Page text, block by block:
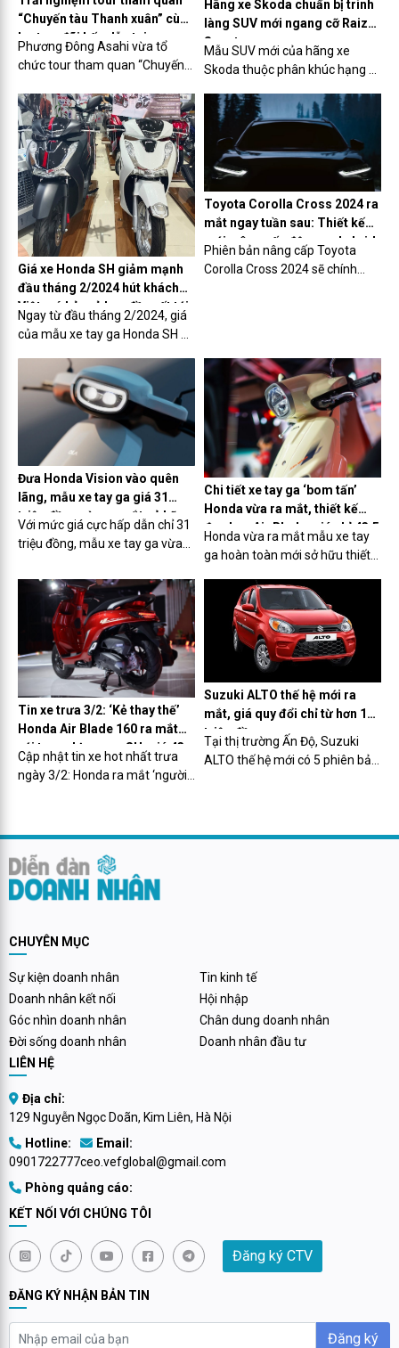
bệnh ung thư.
“Chuyến tàu Thanh xuân” cùng
loạt ưu đãi hấp dẫn tại
Phương Đông Asahi
Phương Đông Asahi vừa tổ
chức tour tham quan “Chuyến
đã thu hút sự quan tâm, góp
mặt và hưởng ứng của nhiều
khách hàng và là một trải
nghiệm phong phú để khách
hàng có thể trực tiếp trải
nghiệm, khám phá một điểm
đến nghỉ dưỡng với chuỗi dịch
vụ, tiện ích chăm sóc sức khỏe
toàn diện.
Hãng xe Skoda chuẩn bị trình
làng SUV mới ngang cỡ Raize,
Sonet
Mẫu SUV mới của hãng xe
Skoda thuộc phân khúc hạng A,
2025 từ nhà máy ở Ấn Độ.
Giá xe Honda SH giảm mạnh
đầu tháng 2/2024 hút khách
Việt, có bản rẻ hơn đề xuất tới
24 triệu đồng
Ngay từ đầu tháng 2/2024, giá
của mẫu xe tay ga Honda SH đã
thấy. Đây là cơ hội tốt để khách
Việt sở hữu ‘Vua tay ga’ với một
mức chi phí ‘mềm’.
Toyota Corolla Cross 2024 ra
mắt ngay tuần sau: Thiết kế
mới, nâng cấp động cơ hybrid,
thêm trang bị
Phiên bản nâng cấp Toyota
Corolla Cross 2024 sẽ chính
Đưa Honda Vision vào quên
lãng, mẫu xe tay ga giá 31
triệu đồng vừa ra mắt sở hữu
công nghệ như ô tô
Với mức giá cực hấp dẫn chỉ 31
triệu đồng, mẫu xe tay ga vừa
lanh, hứa hẹn sẽ ‘thế chân’
Honda Vision trở thành xe quốc
Chi tiết xe tay ga ‘bom tấn’
Honda vừa ra mắt, thiết kế
đẹp hơn Air Blade, giá chỉ 43,5
Honda vừa ra mắt mẫu xe tay
ga hoàn toàn mới sở hữu thiết
chỉ từ 43,5 triệu đồng.
Tin xe trưa 3/2: ‘Kẻ thay thế’
Honda Air Blade 160 ra mắt
với trang bị ngang SH, giá 43
triệu đồng
Cập nhật tin xe hot nhất trưa
ngày 3/2: Honda ra mắt ‘người
Blade giá ngỡ ngàng: Có phanh
ABS 2 kênh, màn hình TFT…
Suzuki ALTO thế hệ mới ra
mắt, giá quy đổi chỉ từ hơn 100
triệu đồng
Tại thị trường Ấn Độ, Suzuki
ALTO thế hệ mới có 5 phiên bản
CHUYÊN MỤC
Sự kiện doanh nhân
Tin kinh tế
Doanh nhân kết nối
Hội nhập
Góc nhìn doanh nhân
Chân dung doanh nhân
Đời sống doanh nhân
Doanh nhân đầu tư
LIÊN HỆ
Địa chỉ:
129 Nguyễn Ngọc Doãn, Kim Liên, Hà Nội
Hotline:
0901722777
Email:
ceo.vefglobal@gmail.com
Phòng quảng cáo:
KẾT NỐI VỚI CHÚNG TÔI
Đăng ký CTV
ĐĂNG KÝ NHẬN BẢN TIN
Đăng ký